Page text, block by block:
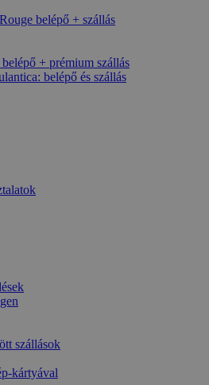
belépő + szállás
+ prémium szállás
belépő és szállás
szállások
kártyával